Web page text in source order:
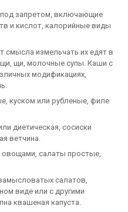
запретом, включающие
и кислот, калорийные виды
измельчать их едят в
щи, молочные супы. Каши с
модификациях,
куском или рубленые, филе
диетическая, сосиски
ветчина.
салаты простые,
салатов,
виде или с другими
квашеная капуста.